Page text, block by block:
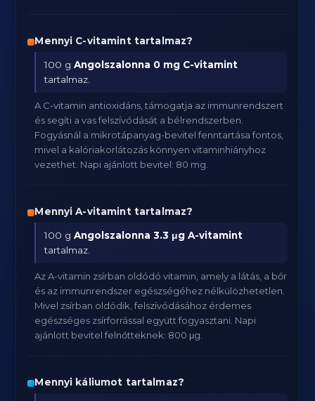
Mennyi C-vitamint tartalmaz?
100 gAngolszalonna 0 mg C-vitamint
tartalmaz.
A C-vitamin antioxidáns, támogatja az immunrendszert
és segíti a vas felszívódását a bélrendszerben.
Fogyásnál a mikrotápanyag-bevitel fenntartása fontos,
mivel a kalóriakorlátozás könnyen vitaminhiányhoz
vezethet. Napi ajánlott bevitel: 80 mg.
Mennyi A-vitamint tartalmaz?
100 gAngolszalonna 3.3 μg A-vitamint
tartalmaz.
Az A-vitamin zsírban oldódó vitamin, amely a látás, a bőr
és az immunrendszer egészségéhez nélkülözhetetlen.
Mivel zsírban oldódik, felszívódásához érdemes
egészséges zsírforrással együtt fogyasztani. Napi
ajánlott bevitel felnőtteknek: 800 μg.
Mennyi káliumot tartalmaz?